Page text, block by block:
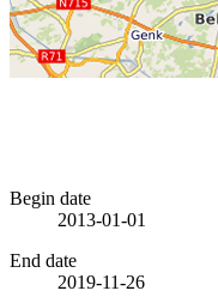
Begin date
2013-01-01
End date
2019-11-26